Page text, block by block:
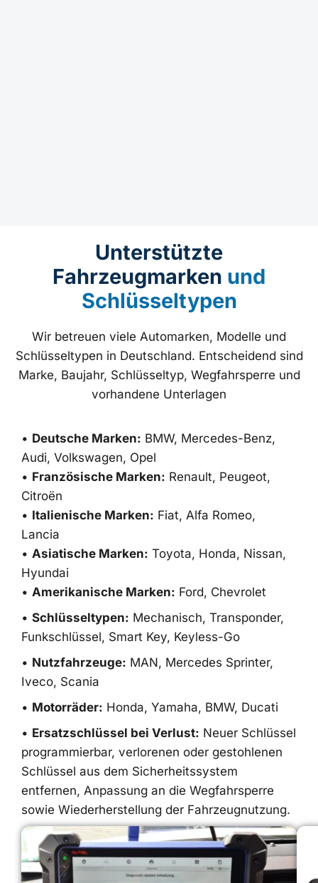
Unterstützte
Fahrzeugmarken und
Schlüsseltypen
Wir betreuen viele Automarken, Modelle und
Schlüsseltypen in Deutschland. Entscheidend sind
Marke, Baujahr, Schlüsseltyp, Wegfahrsperre und
vorhandene Unterlagen
• Deutsche Marken: BMW, Mercedes-Benz,
Audi, Volkswagen, Opel
• Französische Marken: Renault, Peugeot,
Citroën
• Italienische Marken: Fiat, Alfa Romeo,
Lancia
• Asiatische Marken: Toyota, Honda, Nissan,
Hyundai
• Amerikanische Marken: Ford, Chevrolet
• Schlüsseltypen: Mechanisch, Transponder,
Funkschlüssel, Smart Key, Keyless-Go
• Nutzfahrzeuge: MAN, Mercedes Sprinter,
Iveco, Scania
• Motorräder: Honda, Yamaha, BMW, Ducati
• Ersatzschlüssel bei Verlust: Neuer Schlüssel
programmierbar, verlorenen oder gestohlenen
Schlüssel aus dem Sicherheitssystem
entfernen, Anpassung an die Wegfahrsperre
sowie Wiederherstellung der Fahrzeugnutzung.